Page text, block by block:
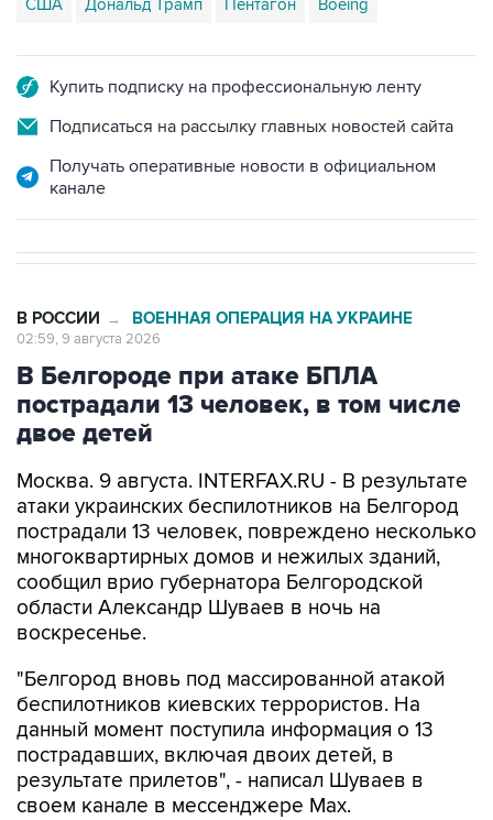
США Дональд Трамп Пентагон Boeing
Купить подписку на профессиональную ленту
Подписаться на рассылку главных новостей сайта
Получать оперативные новости в официальном
канале
В РОССИИ → ВОЕННАЯ ОПЕРАЦИЯ НА УКРАИНЕ
02:59, 9 августа 2026
В Белгороде при атаке БПЛА
пострадали 13 человек, в том числе
двое детей
Москва. 9 августа. INTERFAX.RU - В результате
атаки украинских беспилотников на Белгород
пострадали 13 человек, повреждено несколько
многоквартирных домов и нежилых зданий,
сообщил врио губернатора Белгородской
области Александр Шуваев в ночь на
воскресенье.
"Белгород вновь под массированной атакой
беспилотников киевских террористов. На
данный момент поступила информация о 13
пострадавших, включая двоих детей, в
результате прилетов", - написал Шуваев в
своем канале в мессенджере Max.